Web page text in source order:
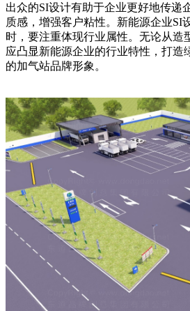
出众的SI设计有助于企业更好地传递
质感，增强客户粘性。新能源企业SI
时，要注重体现行业属性。无论从造
应凸显新能源企业的行业特性，打造
的加气站品牌形象。